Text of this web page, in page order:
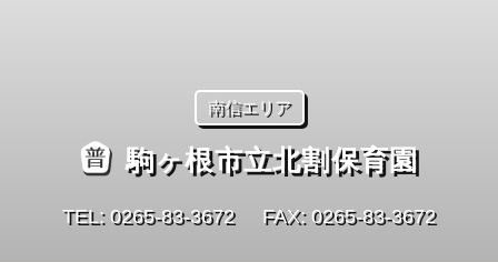
南信エリア
駒ヶ根市立北割保育園
TEL: 0265-83-3672 FAX: 0265-83-3672